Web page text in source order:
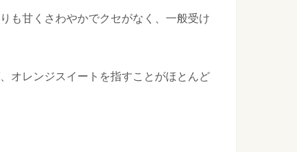
ていれば両替せずに済むのですが、忘れてしまうことも
修理費は誰が負担！？損をしないためには
も甘くさわやかでクセがなく、一般受け
オレンジスイートを指すことがほとんど